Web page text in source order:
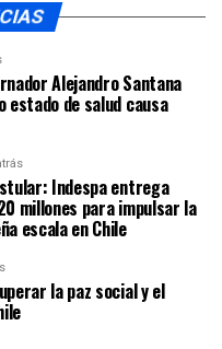
Alejandro Santana
estado de salud causa
Indespa entrega
millones para impulsar la
escala en Chile
la paz social y el